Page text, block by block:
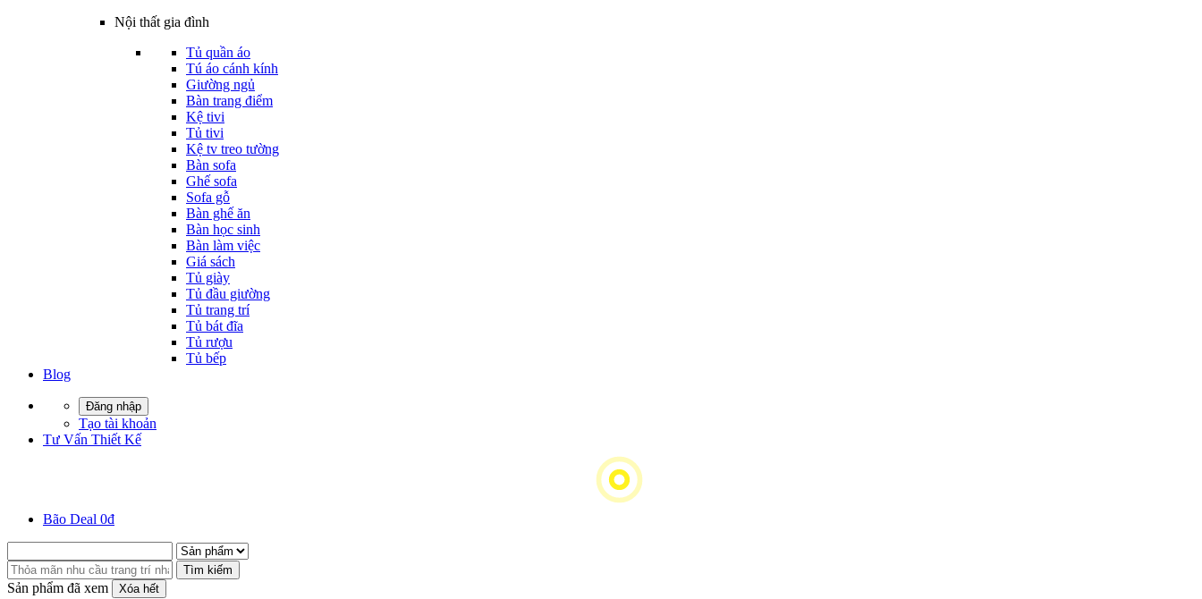
Nội thất gia đình
Tủ quần áo
Tú áo cánh kính
Giường ngủ
Bàn trang điểm
Kệ tivi
Tủ tivi
Kệ tv treo tường
Bàn sofa
Ghế sofa
Sofa gỗ
Bàn ghế ăn
Bàn học sinh
Bàn làm việc
Giá sách
Tủ giày
Tủ đầu giường
Tủ trang trí
Tủ bát đĩa
Tủ rượu
Tủ bếp
Blog
Đăng nhập
Tạo tài khoản
Tư Vấn Thiết Kế
Bão Deal 0đ
Tìm kiếm
Sản phẩm đã xem Xóa hết